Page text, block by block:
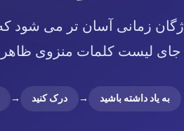
زمانی آسان تر می شود
→ درک کنید → به یاد داشته باشید